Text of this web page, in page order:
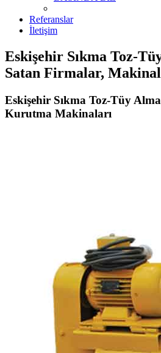
Referanslar
İletişim
Eskişehir Sıkma Toz-
Satan Firmalar,
Eskişehir Sıkma Toz-Tüy Alma
Kurutma Makinaları